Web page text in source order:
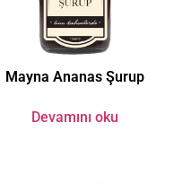
Mayna Ananas Şurup
Devamını oku